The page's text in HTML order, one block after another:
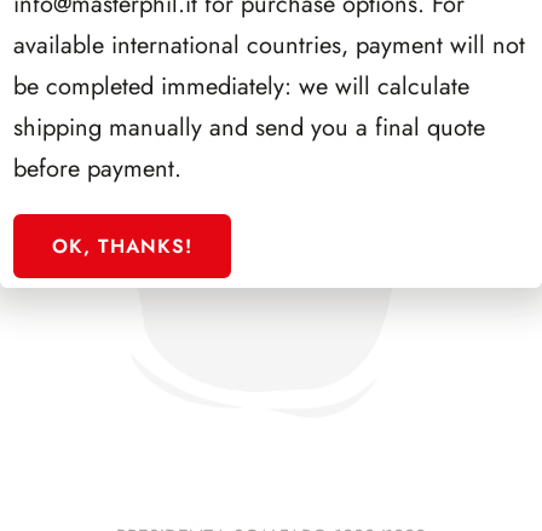
available international countries, payment will not
be completed immediately: we will calculate
shipping manually and send you a final quote
before payment.
OK, THANKS!